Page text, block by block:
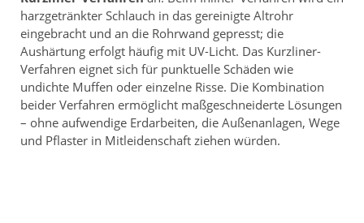
harzgetränkter Schlauch in das gereinigte Altrohr
eingebracht und an die Rohrwand gepresst; die
Aushärtung erfolgt häufig mit UV-Licht. Das Kurzliner-
Verfahren eignet sich für punktuelle Schäden wie
undichte Muffen oder einzelne Risse. Die Kombination
beider Verfahren ermöglicht maßgeschneiderte Lösungen
– ohne aufwendige Erdarbeiten, die Außenanlagen, Wege
und Pflaster in Mitleidenschaft ziehen würden.